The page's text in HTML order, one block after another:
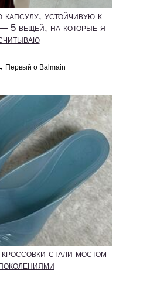
устойчивую к
5 вещей, на которые я
Первый о Balmain
стали мостом